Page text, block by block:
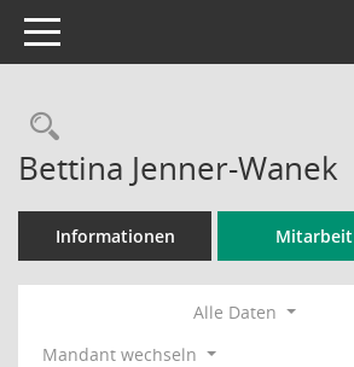
Toggle navigation
Rechercheauswahl
Bettina Jenner-Wanek
Informationen Mitarbeit
Alle Daten
Mandant wechseln